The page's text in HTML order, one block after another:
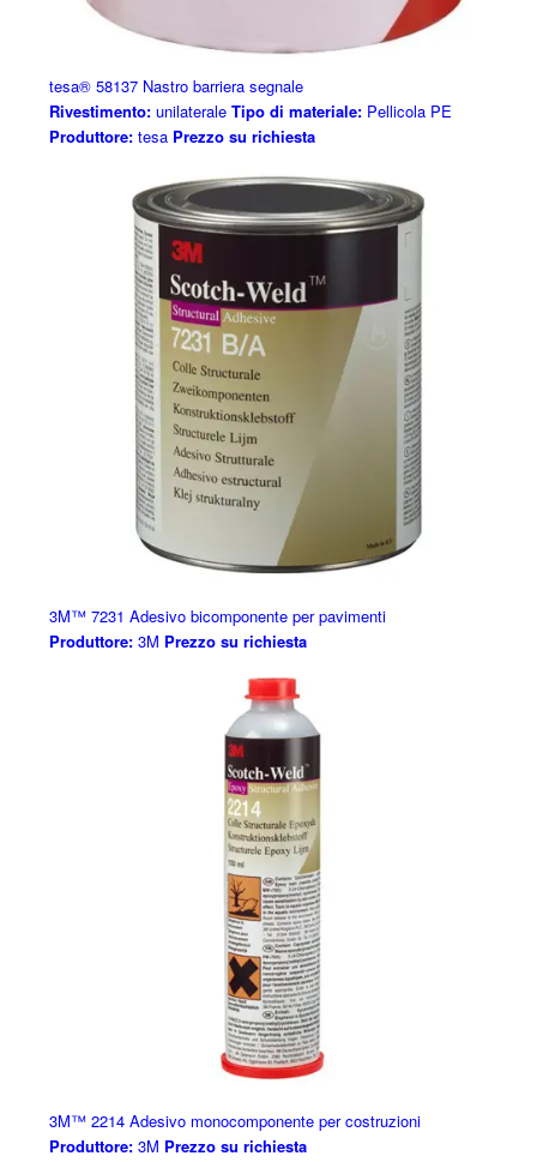
tesa® 58137 Nastro barriera segnale
Rivestimento:unilaterale Tipo di materiale:Pellicola PE
Produttore:tesa Prezzo su richiesta
3M™ 7231 Adesivo bicomponente per pavimenti
Produttore:3M Prezzo su richiesta
3M™ 2214 Adesivo monocomponente per costruzioni
Produttore:3M Prezzo su richiesta